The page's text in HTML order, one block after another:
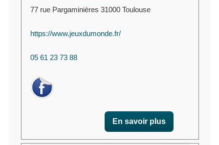
77 rue Pargaminières 31000 Toulouse
https://www.jeuxdumonde.fr/
05 61 23 73 88
En savoir plus